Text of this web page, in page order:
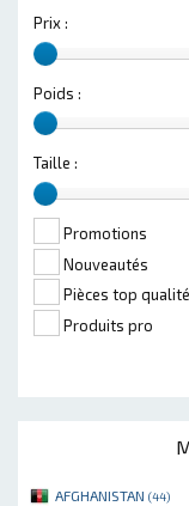
Prix :
Poids :
Taille :
Promotions
Nouveautés
Pièces top qualité
Produits pro
AFGHANISTAN (44)